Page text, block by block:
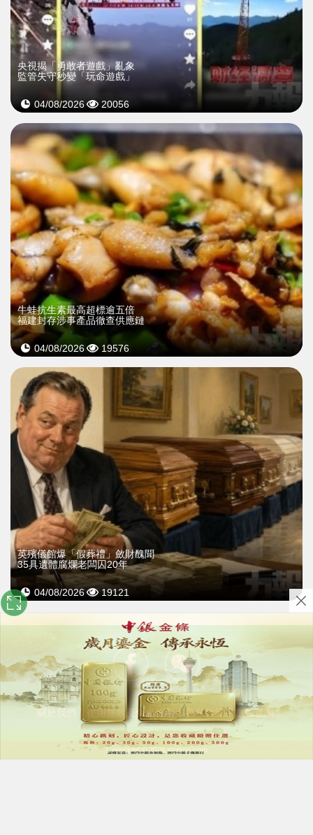
央視揭「勇敢者遊戲」亂象
監管失守秒變「玩命遊戲」
04/08/2026 20056
牛蛙抗生素最高超標逾五倍
福建封存涉事產品徹查供應鏈
04/08/2026 19576
英殯儀館爆「假葬禮」斂財醜聞
35具遺體腐爛老闆囚20年
04/08/2026 19121
關於我們 ｜ 使用條款及免責聲明｜隱私政策｜廣告查詢
Copyright © 2026 exmoo.com